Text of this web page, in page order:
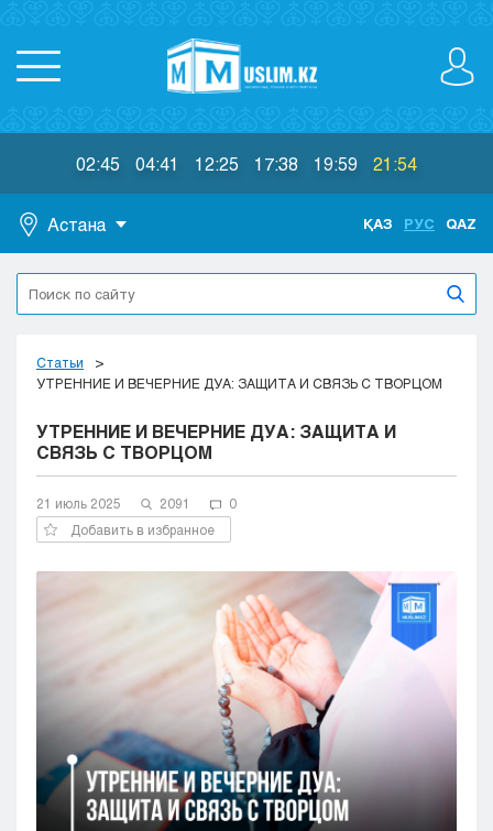
02:45 04:41 12:25 17:38 19:59 21:54
Астана
Астана
Алматы
Актобе
Атырау
Караганда
Кокшетау
Кызылорда
Павлодар
Туркестан
Усть-Каменогорск
Шымкент
ҚАЗ РУС QAZ
Статьи
УТРЕННИЕ И ВЕЧЕРНИЕ ДУА: ЗАЩИТА И СВЯЗЬ С ТВОРЦОМ
УТРЕННИЕ И ВЕЧЕРНИЕ ДУА: ЗАЩИТА И
СВЯЗЬ С ТВОРЦОМ
21 июль 2025 2091
0
Добавить в избранное